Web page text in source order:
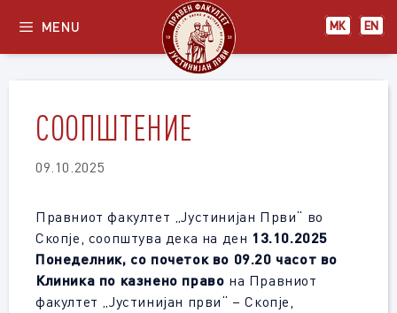
content
МК EN
MENU
СООПШТЕНИЕ
09.10.2025
Правниот факултет „Јустинијан Први“ во
Скопје, соопштува дека на ден 13.10.2025
Понеделник, со почеток во 09.20 часот во
Клиника по казнено право на Правниот
факултет „Јустинијан први“ – Скопје,